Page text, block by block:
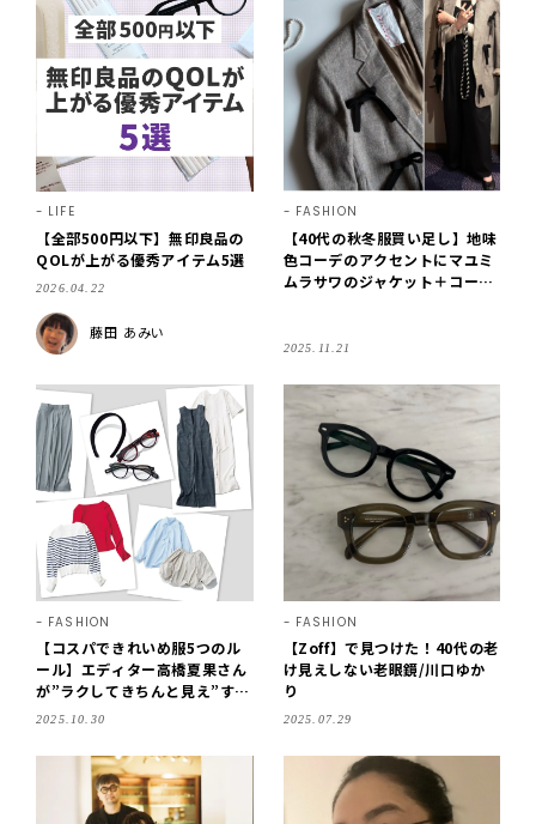
LIFE
【全部500円以下】無印良品の
QOLが上がる優秀アイテム5選
2026.04.22
藤田 あみい
FASHION
【40代の秋冬服買い足し】地味
色コーデのアクセントにマユミ
ムラサワのジャケット＋コーデ
2025.11.21
FASHION
【コスパできれいめ服5つのル
ール】エディター高橋夏果さん
が”ラクしてきちんと見え”する
コツを回答！
2025.10.30
FASHION
【Zoff】で見つけた！40代の老
け見えしない老眼鏡/川口ゆか
り
2025.07.29